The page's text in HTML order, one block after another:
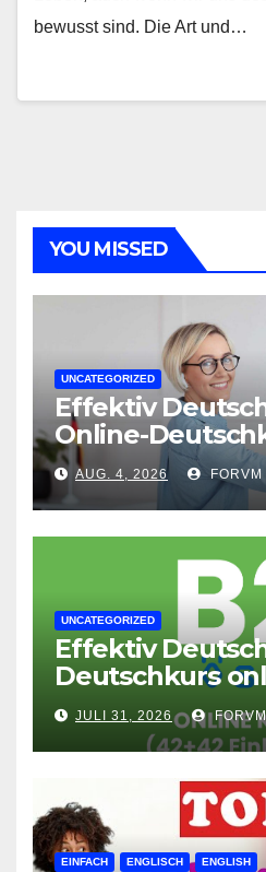
bewusst sind. Die Art und…
YOU MISSED
UNCATEGORIZED
Effektiv
Online-
flexible
AUG. 4, 2026 FORVM
UNCATEGORIZED
Effektiv
Deutschkurs
Fortgeschrittene
JULI 31, 2026 FORVM
EINFACH ENGLISCH ENGLISH